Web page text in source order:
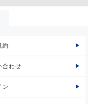
約
合わせ
ン